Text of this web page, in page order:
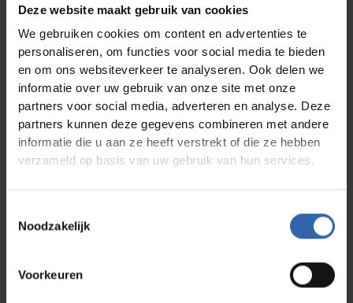
Deze website maakt gebruik van cookies
We gebruiken cookies om content en advertenties te
personaliseren, om functies voor social media te bieden
en om ons websiteverkeer te analyseren. Ook delen we
informatie over uw gebruik van onze site met onze
partners voor social media, adverteren en analyse. Deze
partners kunnen deze gegevens combineren met andere
informatie die u aan ze heeft verstrekt of die ze hebben
verzameld op basis van uw gebruik van hun services.
Noodzakelijk
Voorkeuren
De rol van drijfvereninzicht
Eén van de sleutels ligt in het begrijpen van
persoonlijke drijfveren: de factoren die bepalen
waar iemand energie van krijgt en wat juist energie
kost. Met een methode als Profile Dynamics wordt
inzichtelijk gemaakt hoe werk beter kan aansluiten
op de natuurlijke motivatie van medewerkers, en
hoe teams zo ingericht kunnen worden dat
energiebronnen worden benut en energievreters
beperkt blijven.
kwestie van brandjes blussen, maar een